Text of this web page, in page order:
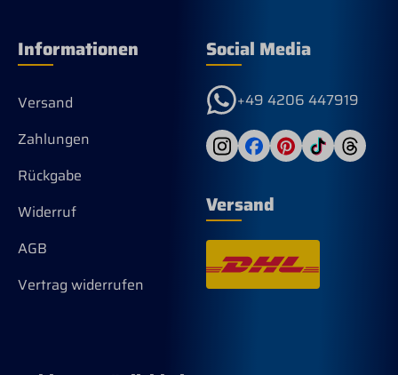
Informationen
Versand
Zahlungen
Rückgabe
Widerruf
AGB
Vertrag widerrufen
Social Media
+49 4206 447919
Versand